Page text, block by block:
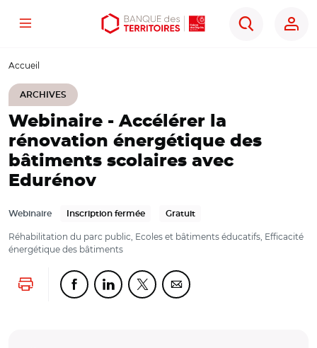
Aller
contenu
Aller
menu
Ouvrir
outils
Menu
Rechercher
Accueil
ARCHIVES
Webinaire - Accélérer la
rénovation énergétique des
bâtiments scolaires avec
Edurénov
Webinaire Inscription fermée Gratuit
Réhabilitation du parc public, Ecoles et bâtiments éducatifs, Efficacité
énergétique des bâtiments
Lancer l'impressionPartager cette page sur Facebook
Partager cette page sur Linkedin
Partager cette page sur Twitter
Partager cette page sur